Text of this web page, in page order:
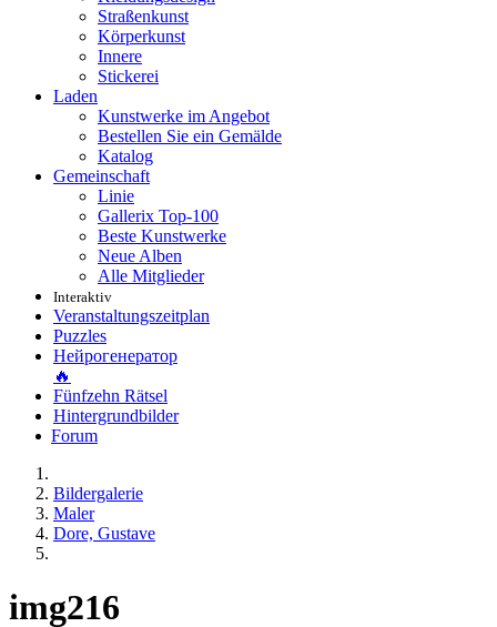
Straßenkunst
Körperkunst
Innere
Stickerei
Laden
Kunstwerke im Angebot
Bestellen Sie ein Gemälde
Katalog
Gemeinschaft
Linie
Gallerix Top-100
Beste Kunstwerke
Neue Alben
Alle Mitglieder
Interaktiv
Veranstaltungszeitplan
Puzzles
Нейрогенератор
🔥
Fünfzehn Rätsel
Hintergrundbilder
Forum
Bildergalerie
Maler
Dore, Gustave
img216